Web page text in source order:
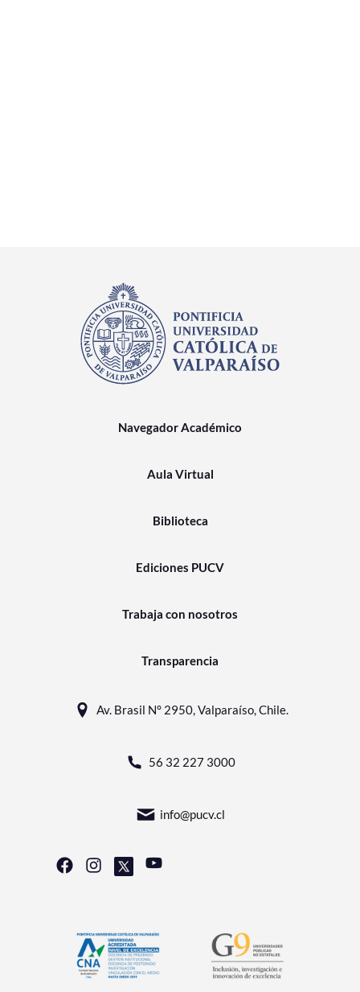
Navegador Académico
Aula Virtual
Biblioteca
Ediciones PUCV
Trabaja con nosotros
Transparencia
Av. Brasil N° 2950, Valparaíso, Chile.
56 32 227 3000
info@pucv.cl